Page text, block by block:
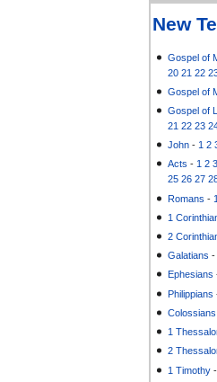
New
Gospel of
20 21 22
Gospel of
Gospel of
21 22 23
John - 1 2
Acts -1 2
25 26 27
Romans -
1
2
Galatians
Ephesians
Philippians
Colossians
1
2
1 Timothy